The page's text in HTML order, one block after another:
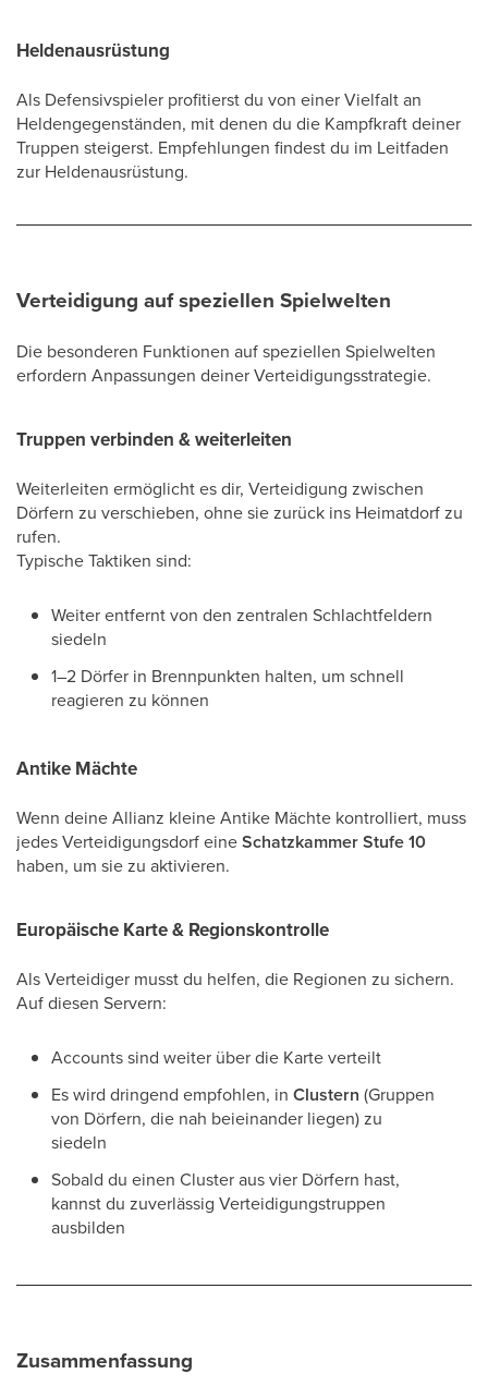
Heldenausrüstung
Als Defensivspieler profitierst du von einer Vielfalt an
Heldengegenständen, mit denen du die Kampfkraft deiner
Truppen steigerst. Empfehlungen findest du im Leitfaden
zur Heldenausrüstung.
Verteidigung auf speziellen Spielwelten
Die besonderen Funktionen auf speziellen Spielwelten
erfordern Anpassungen deiner Verteidigungsstrategie.
Truppen verbinden & weiterleiten
Weiterleiten ermöglicht es dir, Verteidigung zwischen
Dörfern zu verschieben, ohne sie zurück ins Heimatdorf zu
rufen.
Typische Taktiken sind:
Weiter entfernt von den zentralen Schlachtfeldern
siedeln
1–2 Dörfer in Brennpunkten halten, um schnell
reagieren zu können
Antike Mächte
Wenn deine Allianz kleine Antike Mächte kontrolliert, muss
jedes Verteidigungsdorf eineSchatzkammer Stufe 10
haben, um sie zu aktivieren.
Europäische Karte & Regionskontrolle
Als Verteidiger musst du helfen, die Regionen zu sichern.
Auf diesen Servern:
Accounts sind weiter über die Karte verteilt
Es wird dringend empfohlen, in Clustern (Gruppen
von Dörfern, die nah beieinander liegen) zu
siedeln
Sobald du einen Cluster aus vier Dörfern hast,
kannst du zuverlässig Verteidigungstruppen
ausbilden
Zusammenfassung